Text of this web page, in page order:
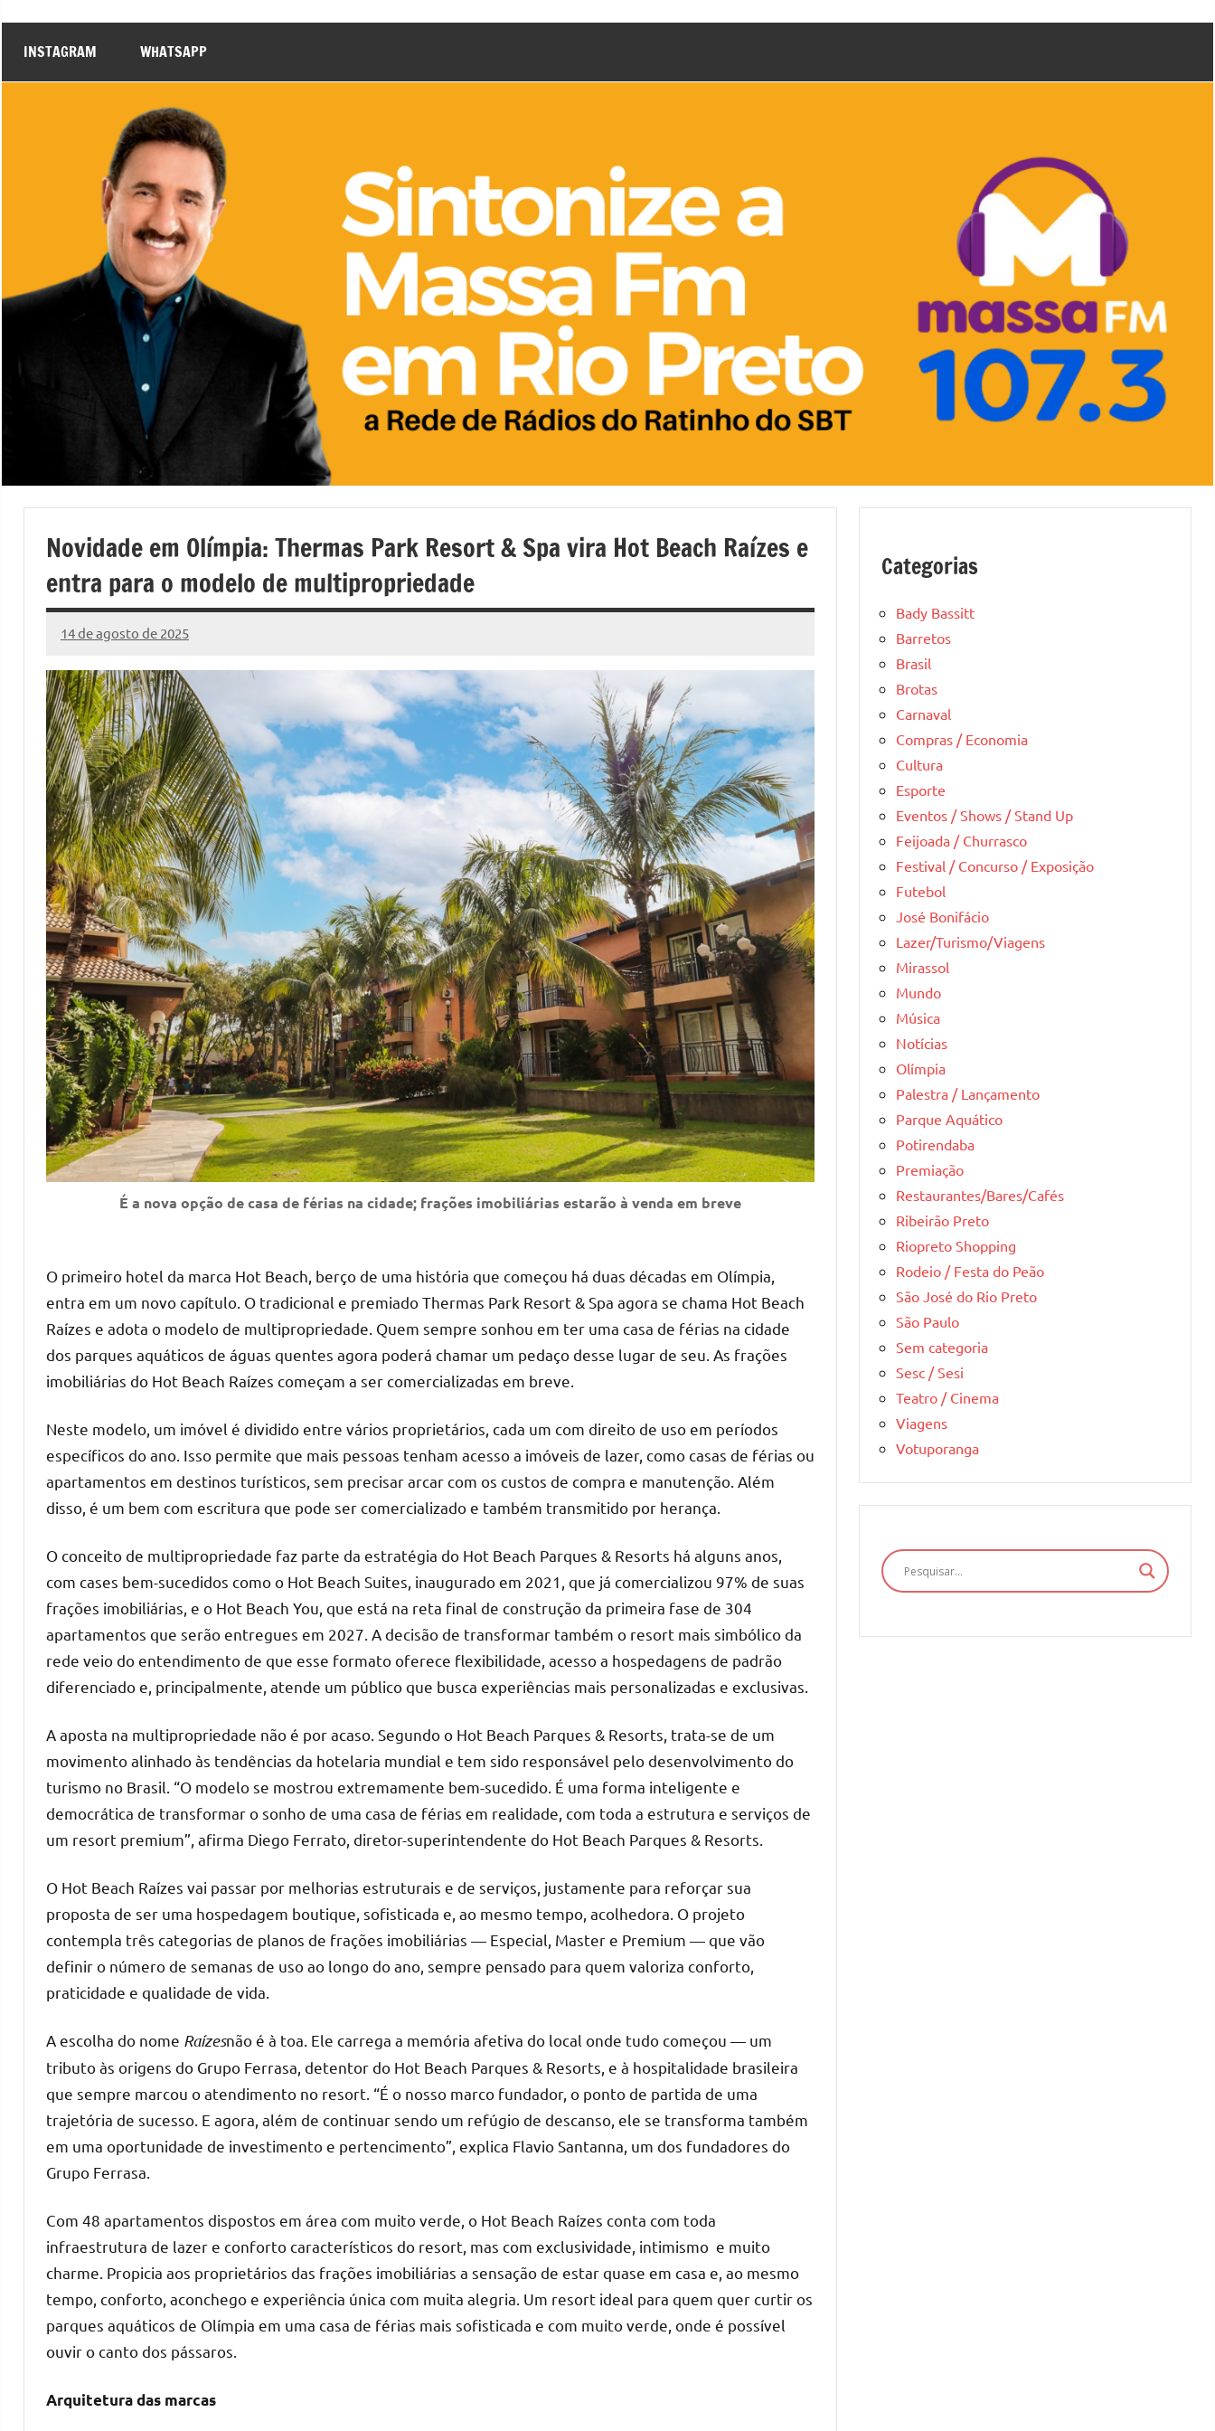
INSTAGRAM WHATSAPP
Novidade em Olímpia: Thermas Park Resort & Spa vira Hot Beach Raízes e
entra para o modelo de multipropriedade
14 de agosto de 2025
Marcelo
Fachin
8
comentários
É a nova opção de casa de férias na cidade; frações imobiliárias estarão à venda em breve
O primeiro hotel da marca Hot Beach, berço de uma história que começou há duas décadas em Olímpia,
entra em um novo capítulo. O tradicional e premiado Thermas Park Resort & Spa agora se chama Hot Beach
Raízes e adota o modelo de multipropriedade. Quem sempre sonhou em ter uma casa de férias na cidade
dos parques aquáticos de águas quentes agora poderá chamar um pedaço desse lugar de seu. As frações
imobiliárias do Hot Beach Raízes começam a ser comercializadas em breve.
Neste modelo, um imóvel é dividido entre vários proprietários, cada um com direito de uso em períodos
específicos do ano. Isso permite que mais pessoas tenham acesso a imóveis de lazer, como casas de férias ou
apartamentos em destinos turísticos, sem precisar arcar com os custos de compra e manutenção. Além
disso, é um bem com escritura que pode ser comercializado e também transmitido por herança.
O conceito de multipropriedade faz parte da estratégia do Hot Beach Parques & Resorts há alguns anos,
com cases bem-sucedidos como o Hot Beach Suites, inaugurado em 2021, que já comercializou 97% de suas
frações imobiliárias, e o Hot Beach You, que está na reta final de construção da primeira fase de 304
apartamentos que serão entregues em 2027. A decisão de transformar também o resort mais simbólico da
rede veio do entendimento de que esse formato oferece flexibilidade, acesso a hospedagens de padrão
diferenciado e, principalmente, atende um público que busca experiências mais personalizadas e exclusivas.
A aposta na multipropriedade não é por acaso. Segundo o Hot Beach Parques & Resorts, trata-se de um
movimento alinhado às tendências da hotelaria mundial e tem sido responsável pelo desenvolvimento do
turismo no Brasil. “O modelo se mostrou extremamente bem-sucedido. É uma forma inteligente e
democrática de transformar o sonho de uma casa de férias em realidade, com toda a estrutura e serviços de
um resort premium”, afirma Diego Ferrato, diretor-superintendente do Hot Beach Parques & Resorts.
O Hot Beach Raízes vai passar por melhorias estruturais e de serviços, justamente para reforçar sua
proposta de ser uma hospedagem boutique, sofisticada e, ao mesmo tempo, acolhedora. O projeto
contempla três categorias de planos de frações imobiliárias — Especial, Master e Premium — que vão
definir o número de semanas de uso ao longo do ano, sempre pensado para quem valoriza conforto,
praticidade e qualidade de vida.
A escolha do nome Raízesnão é à toa. Ele carrega a memória afetiva do local onde tudo começou — um
tributo às origens do Grupo Ferrasa, detentor do Hot Beach Parques & Resorts, e à hospitalidade brasileira
que sempre marcou o atendimento no resort. “É o nosso marco fundador, o ponto de partida de uma
trajetória de sucesso. E agora, além de continuar sendo um refúgio de descanso, ele se transforma também
em uma oportunidade de investimento e pertencimento”, explica Flavio Santanna, um dos fundadores do
Grupo Ferrasa.
Com 48 apartamentos dispostos em área com muito verde, o Hot Beach Raízes conta com toda
infraestrutura de lazer e conforto característicos do resort, mas com exclusividade, intimismo e muito
charme. Propicia aos proprietários das frações imobiliárias a sensação de estar quase em casa e, ao mesmo
tempo, conforto, aconchego e experiência única com muita alegria. Um resort ideal para quem quer curtir os
parques aquáticos de Olímpia em uma casa de férias mais sofisticada e com muito verde, onde é possível
ouvir o canto dos pássaros.
Arquitetura das marcas
Categorias
Bady Bassitt
Barretos
Brasil
Brotas
Carnaval
Compras / Economia
Cultura
Esporte
Eventos / Shows / Stand Up
Feijoada / Churrasco
Festival / Concurso / Exposição
Futebol
José Bonifácio
Lazer/Turismo/Viagens
Mirassol
Mundo
Música
Notícias
Olímpia
Palestra / Lançamento
Parque Aquático
Potirendaba
Premiação
Restaurantes/Bares/Cafés
Ribeirão Preto
Riopreto Shopping
Rodeio / Festa do Peão
São José do Rio Preto
São Paulo
Sem categoria
Sesc / Sesi
Teatro / Cinema
Viagens
Votuporanga